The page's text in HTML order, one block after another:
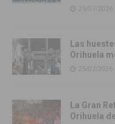
25/07/2026
Las
Orihuela
25/07/2026
La Gran
Orihuela